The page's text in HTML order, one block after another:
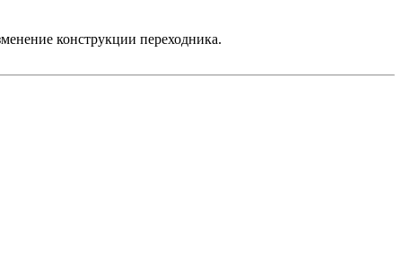
конструкции переходника.